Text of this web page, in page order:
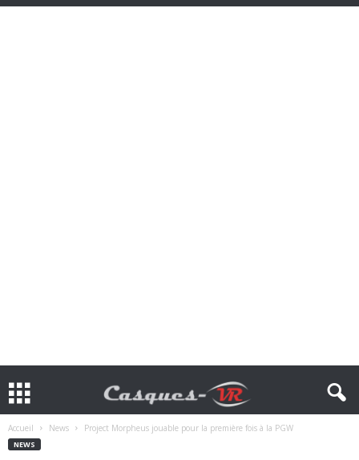
Accueil News Project Morpheus jouable pour la première fois à la PGW
NEWS